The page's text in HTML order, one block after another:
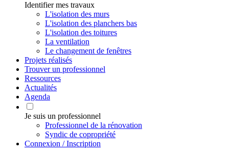
Identifier mes travaux
L'isolation des murs
L'isolation des planchers bas
L'isolation des toitures
La ventilation
Le changement de fenêtres
Projets réalisés
Trouver un professionnel
Ressources
Actualités
Agenda
Je suis un professionnel
Professionnel de la rénovation
Syndic de copropriété
Connexion / Inscription